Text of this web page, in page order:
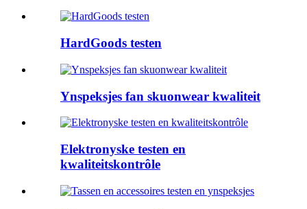
HardGoods testen
Ynspeksjes fan skuonwear kwaliteit
Elektronyske testen en
kwaliteitskontrôle